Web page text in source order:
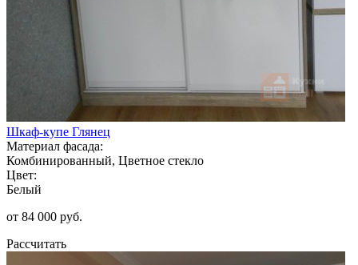
Шкаф-купе Глянец
Материал фасада:
Комбинированный, Цветное стекло
Цвет:
Белый
от 84 000 руб.
Рассчитать